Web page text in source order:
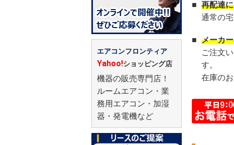
エアコンフロンティア
Yahoo!ショッピング店
機器の販売専門店！
ルームエアコン・業
務用エアコン・加湿
器・発電機など
■ 再配達
通常の
■ メーカ
ご注文
す。
在庫の